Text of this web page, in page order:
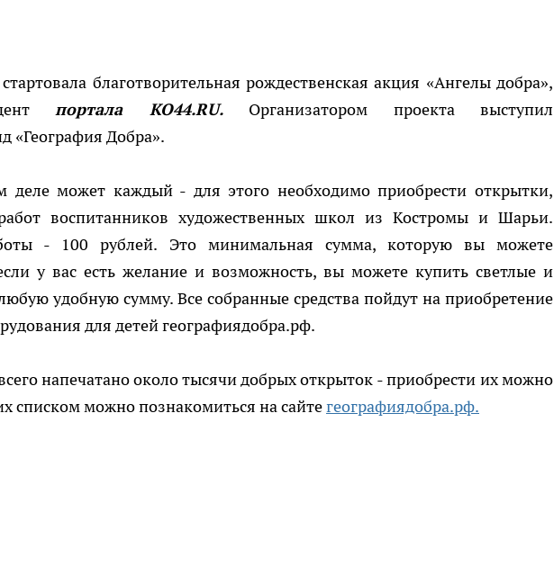
благотворительная рождественская акция «Ангелы добра»,
портала КО44.RU.Организатором проекта выступил
«География Добра».
деле может каждый - для этого необходимо приобрести открытки,
воспитанников художественных школ из Костромы и Шарьи.
- 100 рублей. Это минимальная сумма, которую вы можете
у вас есть желание и возможность, вы можете купить светлые и
удобную сумму. Все собранные средства пойдут на приобретение
для детей географиядобра.рф.
напечатано около тысячи добрых открыток - приобрести их можно
списком можно познакомиться на сайтегеографиядобра.рф.